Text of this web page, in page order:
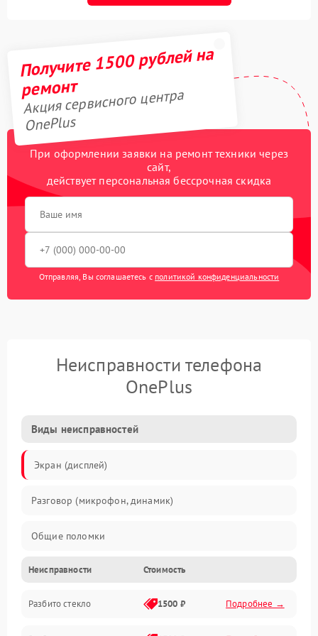
Получите 1500 рублей на
ремонт
Акция сервисного центра
OnePlus
При оформлении заявки на ремонт техники через
сайт,
действует персональная бессрочная скидка
Отправляя, Вы соглашаетесь с политикой конфиденциальности
Неисправности телефона
OnePlus
Виды неисправностей
Экран (дисплей)
Разговор (микрофон, динамик)
Общие поломки
Проблемы связи
Камеры
Неисправности Стоимость
Разбито стекло 1500 ₽ Подробнее →